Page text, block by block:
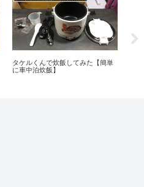
タケルくんで炊飯してみた【簡単
に車中泊炊飯】